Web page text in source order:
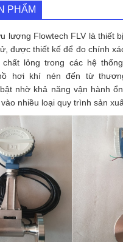
PHẨM
lượng Flowtech FLV là thiết
được thiết kế để đo chính
lỏng trong các hệ
hơi khí nén đến từ
nhờ khả năng vận hành
nhiều loại quy trình sản